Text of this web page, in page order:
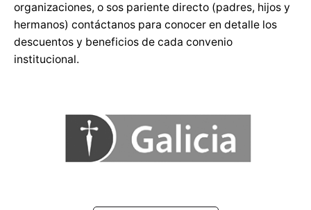
organizaciones, o sos pariente directo (padres, hijos y
hermanos) contáctanos para conocer en detalle los
descuentos y beneficios de cada convenio
institucional.